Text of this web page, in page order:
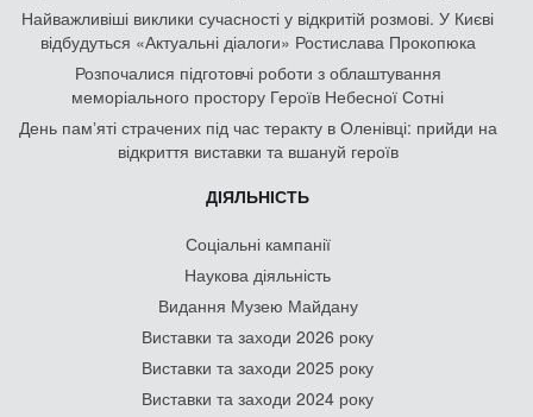
Найважливіші виклики сучасності у відкритій розмові. У Києві
відбудуться «Актуальні діалоги» Ростислава Прокопюка
Розпочалися підготовчі роботи з облаштування
меморіального простору Героїв Небесної Сотні
День памʼяті страчених під час теракту в Оленівці: прийди на
відкриття виставки та вшануй героїв
ДІЯЛЬНІСТЬ
Соціальні кампанії
Наукова діяльність
Видання Музею Майдану
Виставки та заходи 2026 року
Виставки та заходи 2025 року
Виставки та заходи 2024 року